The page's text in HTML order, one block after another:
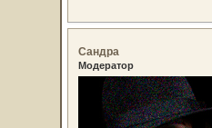
Сандра
Модератор